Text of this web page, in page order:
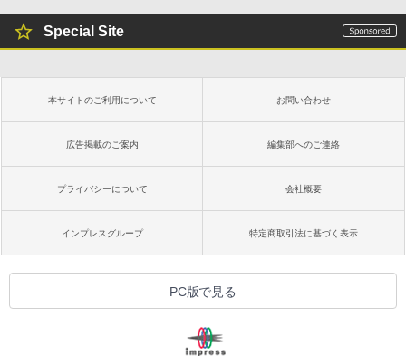
Special Site
本サイトのご利用について お問い合わせ
広告掲載のご案内 編集部へのご連絡
プライバシーについて 会社概要
インプレスグループ 特定商取引法に基づく表示
PC版で見る